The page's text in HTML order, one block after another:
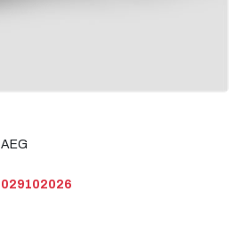
AEG
029102026